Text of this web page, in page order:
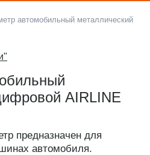
автомобильный металлический
AIRLINE
предназначен для
автомобиля.